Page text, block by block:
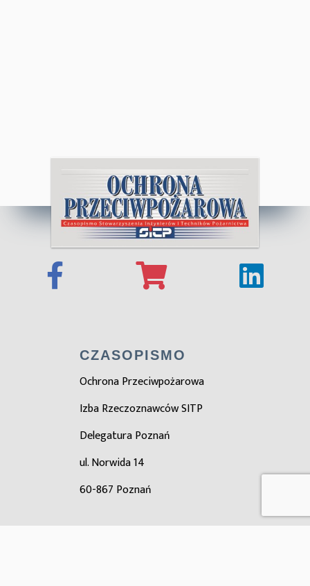
CZASOPISMO
Ochrona Przeciwpożarowa
Izba Rzeczoznawców SITP
Delegatura Poznań
ul. Norwida 14
60-867 Poznań